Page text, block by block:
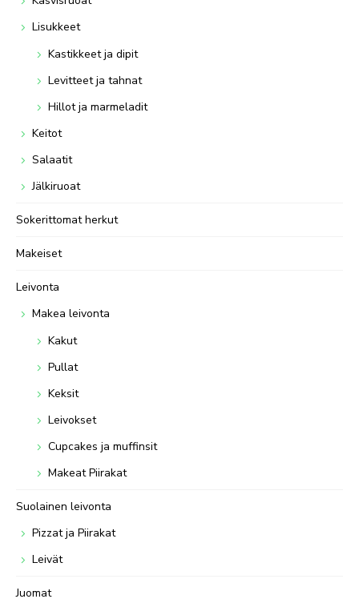
Lisukkeet
Kastikkeet ja dipit
Levitteet ja tahnat
Hillot ja marmeladit
Keitot
Salaatit
Jälkiruoat
Sokerittomat herkut
Makeiset
Leivonta
Makea leivonta
Kakut
Pullat
Keksit
Leivokset
Cupcakes ja muffinsit
Makeat Piirakat
Suolainen leivonta
Pizzat ja Piirakat
Leivät
Juomat